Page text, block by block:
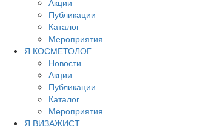
Публикации
Каталог
Мероприятия
Я КОСМЕТОЛОГ
Новости
Акции
Публикации
Каталог
Мероприятия
Я ВИЗАЖИСТ